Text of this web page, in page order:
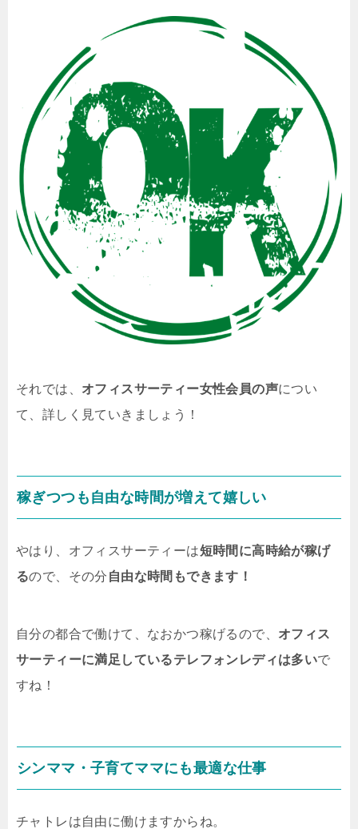
それでは、 オフィスサーティー女性会員の声につい
て、詳しく見ていきましょう！
稼ぎつつも自由な時間が増えて嬉しい
やはり、オフィスサーティーは短時間に高時給が稼げ
るので、その分 自由な時間もできます！
自分の都合で働けて、なおかつ稼げるので、 オフィス
サーティーに満足しているテレフォンレディは多いで
すね！
シンママ・子育てママにも最適な仕事
チャトレは自由に働けますからね。